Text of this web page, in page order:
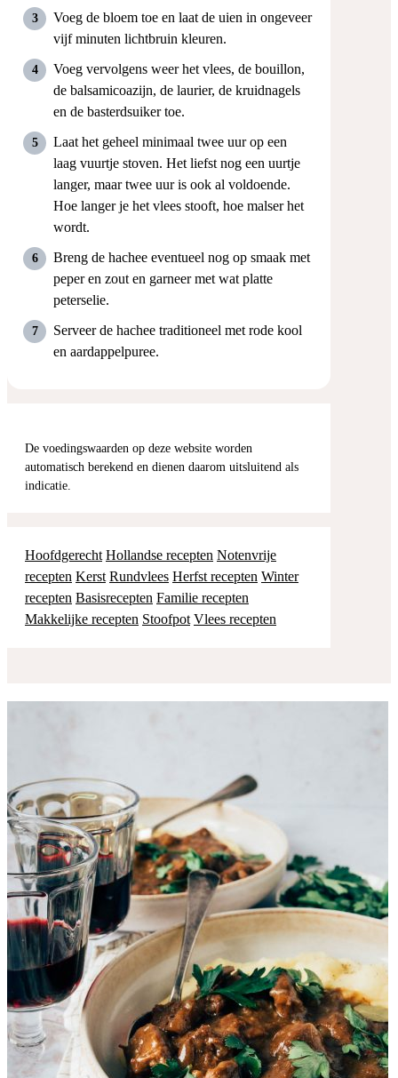
Voeg de bloem toe en laat de uien in ongeveer
vijf minuten lichtbruin kleuren.
Voeg vervolgens weer het vlees, de bouillon,
de balsamicoazijn, de laurier, de kruidnagels
en de basterdsuiker toe.
Laat het geheel minimaal twee uur op een
laag vuurtje stoven. Het liefst nog een uurtje
langer, maar twee uur is ook al voldoende.
Hoe langer je het vlees stooft, hoe malser het
wordt.
Breng de hachee eventueel nog op smaak met
peper en zout en garneer met wat platte
peterselie.
Serveer de hachee traditioneel met rode kool
en aardappelpuree.
De voedingswaarden op deze website worden
automatisch berekend en dienen daarom uitsluitend als
indicatie.
Hoofdgerecht Hollandse recepten Notenvrije
recepten Kerst Rundvlees Herfst recepten Winter
recepten Basisrecepten Familie recepten
Makkelijke recepten Stoofpot Vlees recepten